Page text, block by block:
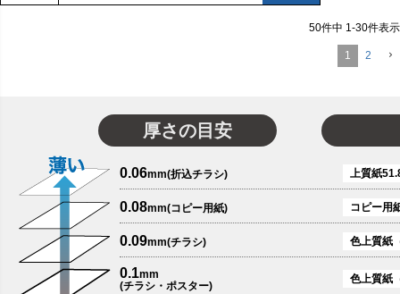
50件中 1 -30件表示
1 2
厚さの目安
0.06mm(折込チラシ) 上質紙
0.08mm(コピー用紙) コピー用
0.09mm(チラシ) 色上質紙
0.1mm
(チラシ・ポスター)
色上質紙